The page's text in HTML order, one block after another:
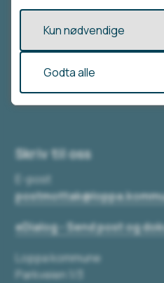
9550 Øksfjord
Vis i kart
Skriv til oss
E-post
eDialog - Send post og
Loppa kommune
Parkveien 1/3
Kun nødvendige
Godta alle